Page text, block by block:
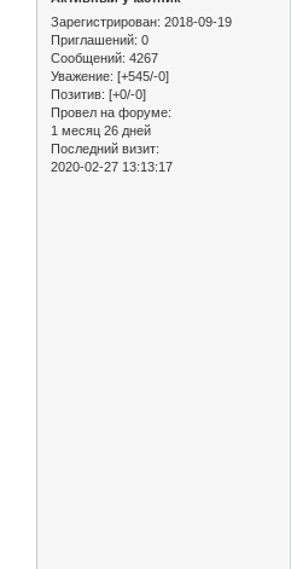
Зарегистрирован: 2018-09-19
Приглашений: 0
Сообщений: 4267
Уважение: [+545/-0]
Позитив: [+0/-0]
Провел на форуме:
1 месяц 26 дней
Последний визит:
2020-02-27 13:13:17